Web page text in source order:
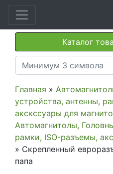
Каталог
Главная »
устройства, антенны,
акскссуары для
Автомагнитолы,
рамки, ISO-разъемы,
» Скрепленный
папа